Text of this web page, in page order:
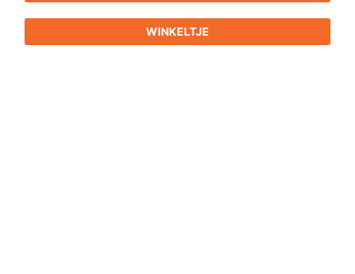
WINKELTJE